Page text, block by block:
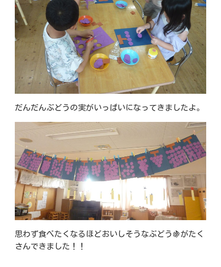
だんだんぶどうの実がいっぱいになってきましたよ。
思わず食べたくなるほどおいしそうなぶどう🍇がたく
さんできました！！